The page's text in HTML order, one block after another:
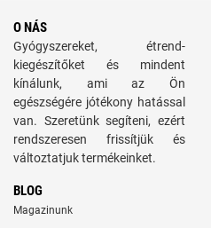
O NÁS
Gyógyszereket, étrend-
kiegészítőket és mindent
kínálunk, ami az Ön
egészségére jótékony hatással
van. Szeretünk segíteni, ezért
rendszeresen frissítjük és
változtatjuk termékeinket.
BLOG
Magazinunk